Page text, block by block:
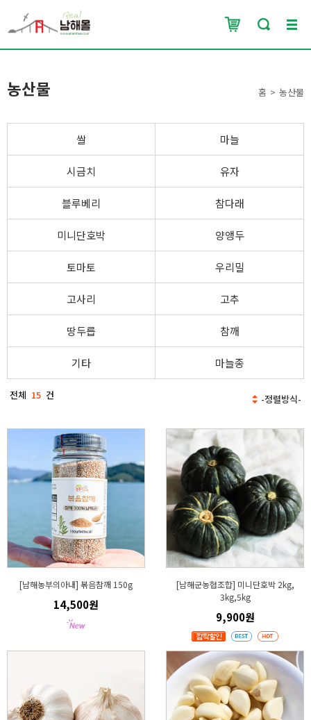
농산물 홈 농산물
쌀 마늘
시금치 유자
블루베리 참다래
미니단호박 양앵두
토마토 우리밀
고사리 고추
땅두릅 참깨
기타 마늘종
전체 15 건
[남해농부의아내] 볶음참깨 150g
14,500원
[남해군농협조합] 미니단호박 2kg,
3kg,5kg
9,900원